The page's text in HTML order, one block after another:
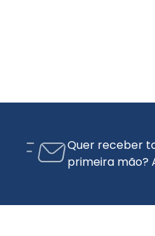
Quer receber
primeira mão?